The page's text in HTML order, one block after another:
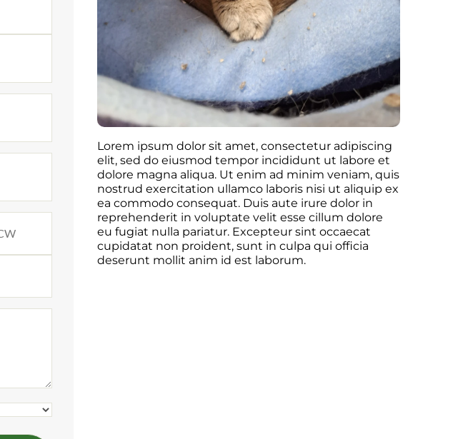
Lorem ipsum dolor sit amet, consectetur adipiscing
elit, sed do eiusmod tempor incididunt ut labore et
dolore magna aliqua. Ut enim ad minim veniam, quis
nostrud exercitation ullamco laboris nisi ut aliquip ex
ea commodo consequat. Duis aute irure dolor in
reprehenderit in voluptate velit esse cillum dolore
eu fugiat nulla pariatur. Excepteur sint occaecat
cupidatat non proident, sunt in culpa qui officia
deserunt mollit anim id est laborum.